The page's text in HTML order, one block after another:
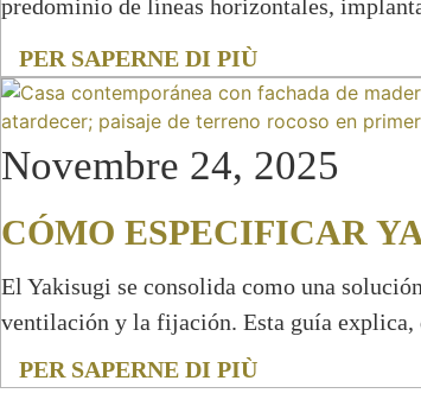
predominio de líneas horizontales,
PER SAPERNE DI PIÙ
Novembre 24, 2025
CÓMO ESPECIFICAR
El Yakisugi se consolida como una
ventilación y la fijación. Esta guía explica,
PER SAPERNE DI PIÙ